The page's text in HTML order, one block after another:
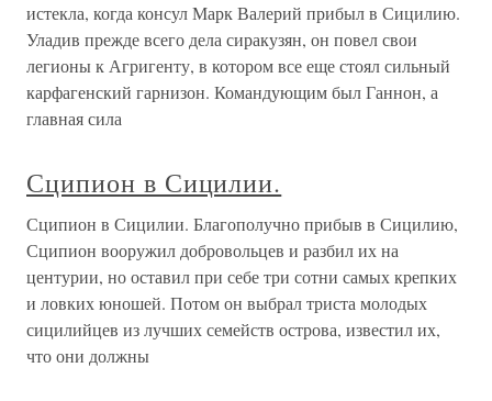
истекла, когда консул Марк Валерий прибыл в Сицилию.
Уладив прежде всего дела сиракузян, он повел свои
легионы к Агригенту, в котором все еще стоял сильный
карфагенский гарнизон. Командующим был Ганнон, а
главная сила
Сципион в Сицилии.
Сципион в Сицилии. Благополучно прибыв в Сицилию,
Сципион вооружил добровольцев и разбил их на
центурии, но оставил при себе три сотни самых крепких
и ловких юношей. Потом он выбрал триста молодых
сицилийцев из лучших семейств острова, известил их,
что они должны